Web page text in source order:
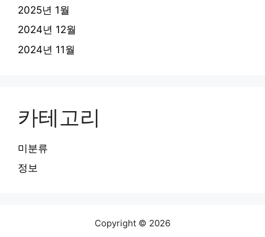
2025년 1월
2024년 12월
2024년 11월
카테고리
미분류
정보
Copyright © 2026